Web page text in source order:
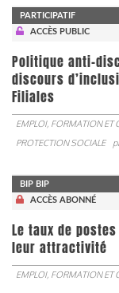
PARTICIPATIF
ACCÈS PUBLIC
Politique anti-
discours
Filiales
EMPLOI, FORMATION ET
PROTECTION SOCIALE
BIP BIP
ACCÈS ABONNÉ
Le taux de
leur attractivité
EMPLOI, FORMATION ET